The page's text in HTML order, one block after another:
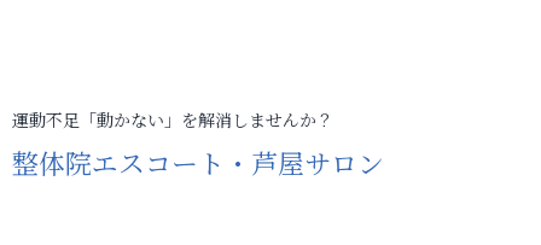
運動不足「動かない」を解消しませんか？
整体院エスコート・芦屋サロン